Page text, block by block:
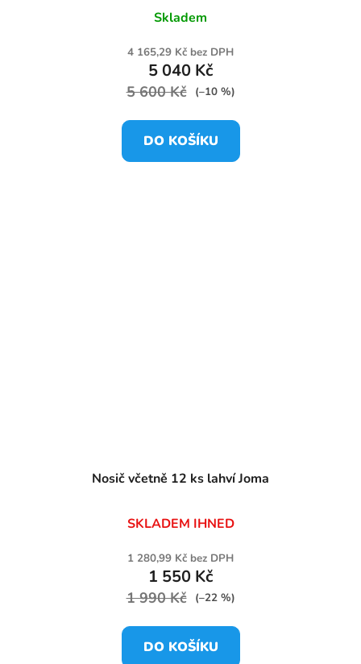
Skladem
4 165,29 Kč bez DPH
5 040 Kč
5 600 Kč (–10 %)
DO KOŠÍKU
Nosič včetně 12 ks lahví Joma
SKLADEM IHNED
1 280,99 Kč bez DPH
1 550 Kč
1 990 Kč (–22 %)
DO KOŠÍKU